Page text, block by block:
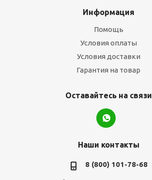
Информация
Помощь
Условия оплаты
Условия доставки
Гарантия на товар
Оставайтесь на связи
Наши контакты
8 (800) 101-78-68